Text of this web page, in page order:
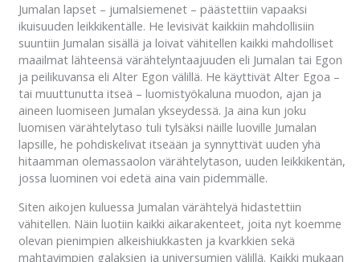
Jumalan lapset – jumalsiemenet – päästettiin vapaaksi
ikuisuuden leikkikentälle. He levisivät kaikkiin mahdollisiin
suuntiin Jumalan sisällä ja loivat vähitellen kaikki mahdolliset
maailmat lähteensä värähtelyntaajuuden eli Jumalan tai Egon
ja peilikuvansa eli Alter Egon välillä. He käyttivät Alter Egoa –
tai muuttunutta itseä – luomistyökaluna muodon, ajan ja
aineen luomiseen Jumalan ykseydessä. Ja aina kun joku
luomisen värähtelytaso tuli tylsäksi näille luoville Jumalan
lapsille, he pohdiskelivat itseään ja synnyttivät uuden yhä
hitaamman olemassaolon värähtelytason, uuden leikkikentän,
jossa luominen voi edetä aina vain pidemmälle.
Siten aikojen kuluessa Jumalan värähtelyä hidastettiin
vähitellen. Näin luotiin kaikki aikarakenteet, joita nyt koemme
olevan pienimpien alkeishiukkasten ja kvarkkien sekä
mahtavimpien galaksien ja universumien välillä. Kaikki mukaan